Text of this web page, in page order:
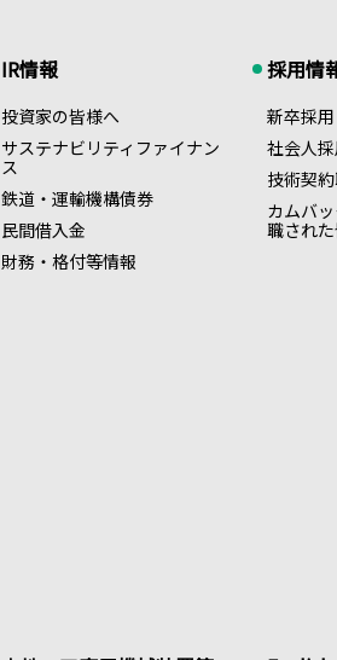
IR情報
投資家の皆様へ
サステナビリティファイナン
ス
鉄道・運輸機構債券
民間借入金
財務・格付等情報
採用情
新卒採用
社会人
技術契
カムバ
職された